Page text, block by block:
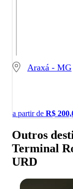
Araxá - MG
a partir de R$
Outros
Terminal
URD